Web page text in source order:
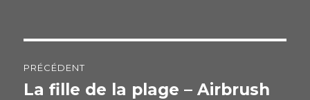
de
PRÉCÉDENT
Publication
La fille de la plage – Airbrush